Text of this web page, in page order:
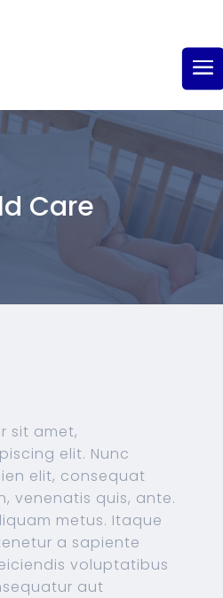
Care
sit amet,
elit. Nunc
elit, consequat
venenatis quis, ante.
metus. Itaque
a sapiente
voluptatibus
aut